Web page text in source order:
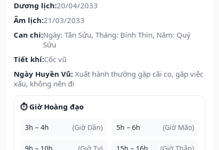
Dương lịch:20/04/2033
Âm lịch:21/03/2033
Can chi:Ngày: Tân Sửu, Tháng: Bính Thìn, Năm: Quý
Sửu
Tiết khí:Cốc vũ
Ngày Huyền Vũ: Xuất hành thường gặp cãi cọ, gặp việc
xấu, không nên đi
⏱️ Giờ Hoàng đạo
3h – 4h (Giờ Dần) 5h – 6h (Giờ Mão)